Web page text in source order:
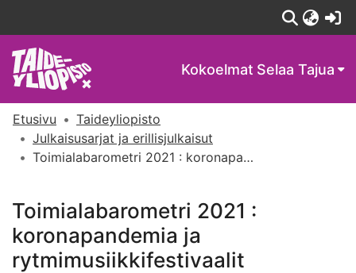
Kokoelmat Selaa Tajua
Etusivu
Taideyliopisto
Julkaisusarjat ja erillisjulkaisut
Toimialabarometri 2021 : koronapandemia ja rytmimusiikkifestivaalit
Toimialabarometri 2021 :
koronapandemia ja
rytmimusiikkifestivaalit